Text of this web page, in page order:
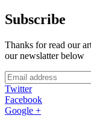
Subscribe
Thanks for read our
our newslatter below
Twitter
Facebook
Google +